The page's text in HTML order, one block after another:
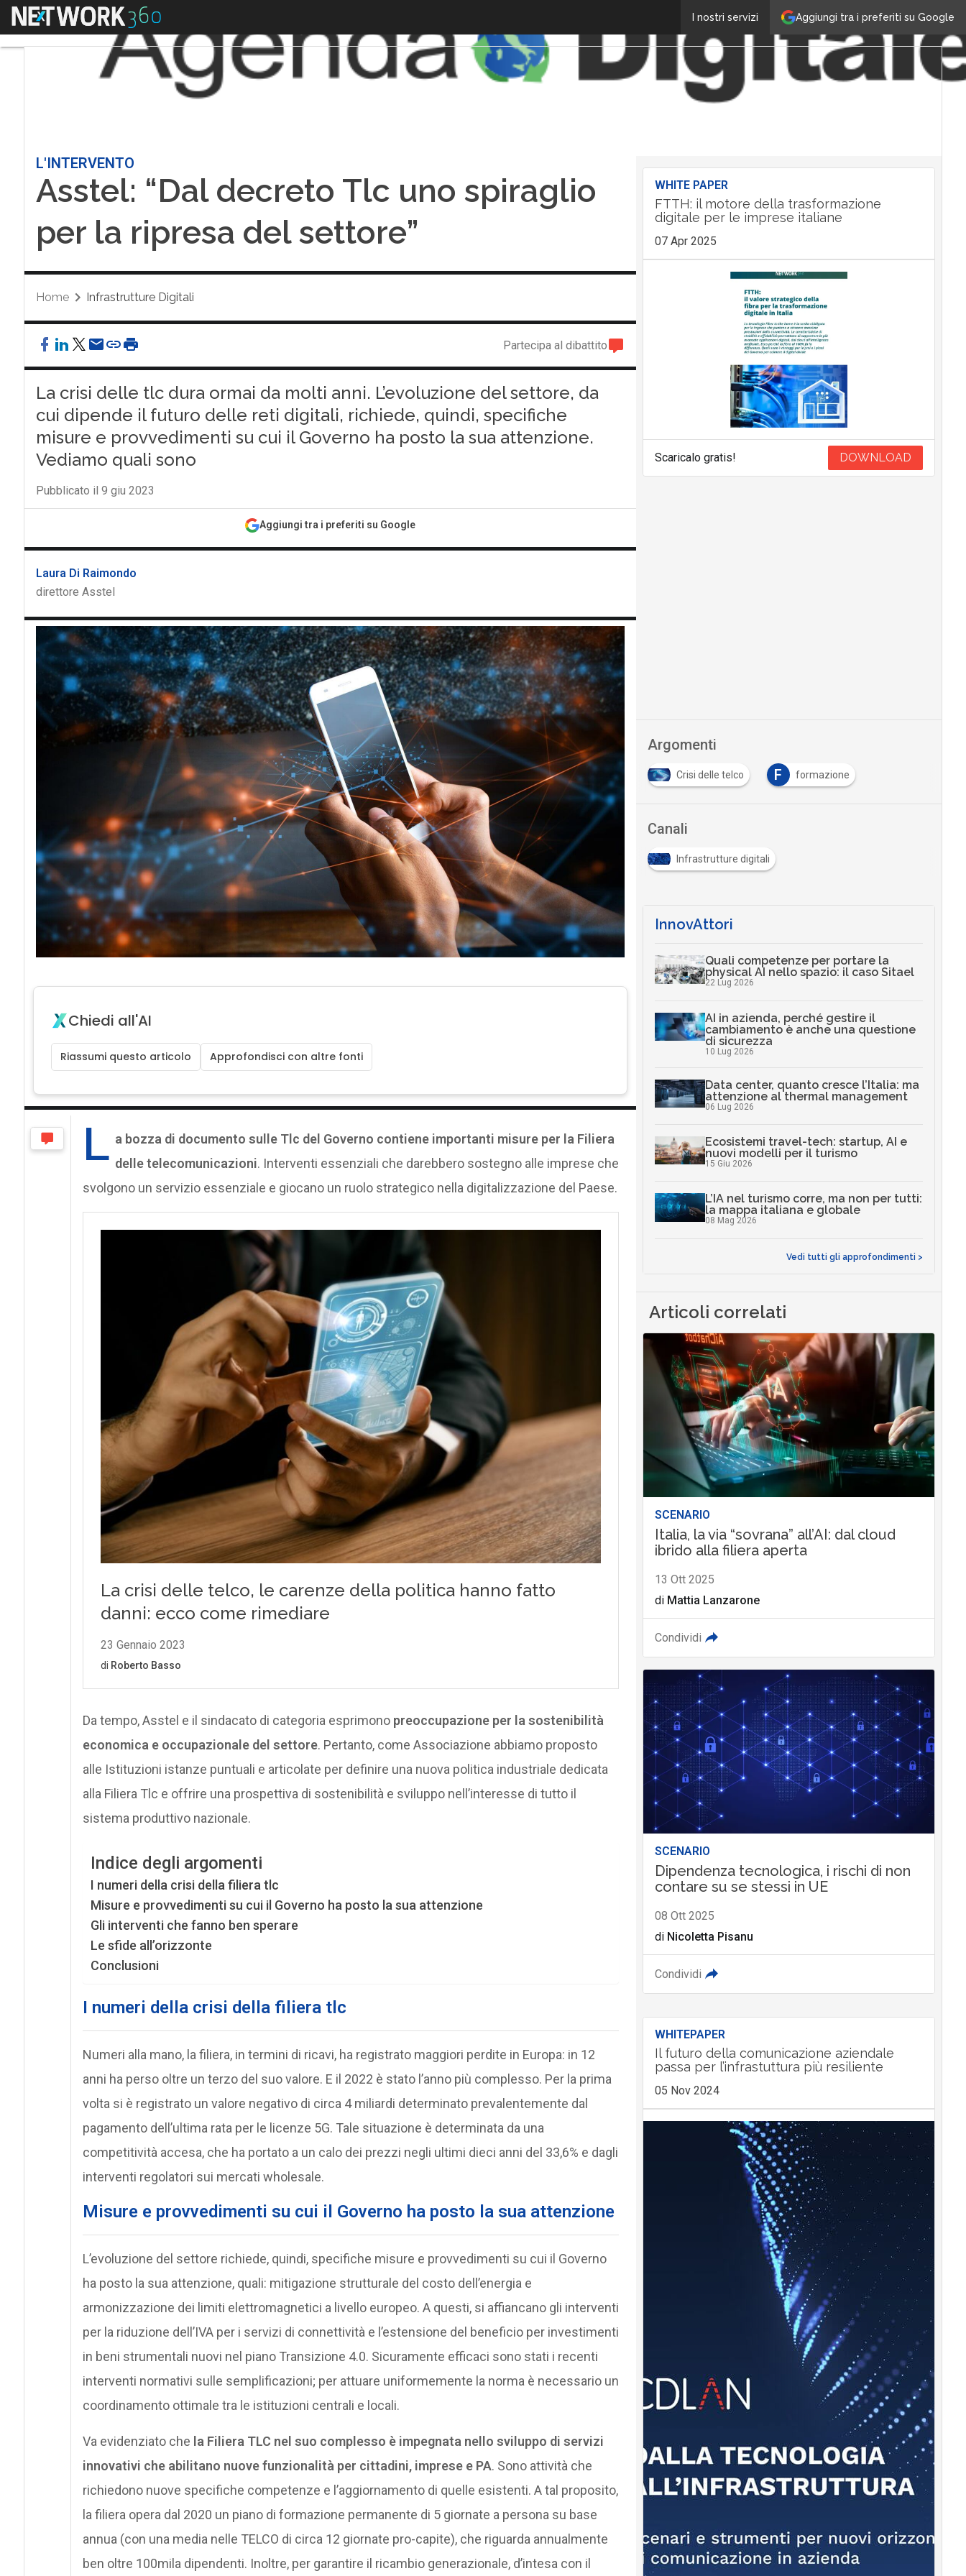
Aggiungi tra i preferiti su Google
I nostri servizi
Menu
L'INTERVENTO
Asstel: “Dal decreto Tlc uno spiraglio
per la ripresa del settore”
Home Infrastrutture Digitali
Partecipa al dibattito
La crisi delle tlc dura ormai da molti anni. L’evoluzione del settore, da
cui dipende il futuro delle reti digitali, richiede, quindi, specifiche
misure e provvedimenti su cui il Governo ha posto la sua attenzione.
Vediamo quali sono
Pubblicato il 9 giu 2023
Aggiungi tra i preferiti su Google
Laura Di Raimondo
direttore Asstel
Chiedi all'AI
Riassumi questo articolo Approfondisci con altre fonti
L a bozza di documento sulle Tlc del Governo contiene importanti misure per la Filiera
delle telecomunicazioni. Interventi essenziali che darebbero sostegno alle imprese che
svolgono un servizio essenziale e giocano un ruolo strategico nella digitalizzazione del Paese.
Da tempo, Asstel e il sindacato di categoria esprimonopreoccupazione per la sostenibilità
economica e occupazionale del settore. Pertanto, come Associazione abbiamo proposto
alle Istituzioni istanze puntuali e articolate per definire una nuova politica industriale dedicata
alla Filiera Tlc e offrire una prospettiva di sostenibilità e sviluppo nell’interesse di tutto il
sistema produttivo nazionale.
Indice degli argomenti
I numeri della crisi della filiera tlc
Misure e provvedimenti su cui il Governo ha posto la sua attenzione
Gli interventi che fanno ben sperare
Le sfide all’orizzonte
Conclusioni
I numeri della crisi della filiera tlc
Numeri alla mano, la filiera, in termini di ricavi, ha registrato maggiori perdite in Europa: in 12
anni ha perso oltre un terzo del suo valore. E il 2022 è stato l’anno più complesso. Per la prima
volta si è registrato un valore negativo di circa 4 miliardi determinato prevalentemente dal
pagamento dell’ultima rata per le licenze 5G​. Tale situazione è determinata da una
competitività accesa, che ha portato a un calo dei prezzi negli ultimi dieci anni del 33,6% e dagli
interventi regolatori sui mercati wholesale.
Misure e provvedimenti su cui il Governo ha posto la sua attenzione
L’evoluzione del settore richiede, quindi, specifiche misure e provvedimenti su cui il Governo
ha posto la sua attenzione, quali: mitigazione strutturale del costo dell’energia e
armonizzazione dei limiti elettromagnetici a livello europeo. A questi, si affiancano gli interventi
per la riduzione dell’IVA per i servizi di connettività e l’estensione del beneficio per investimenti
in beni strumentali nuovi nel piano Transizione 4.0. Sicuramente efficaci sono stati i recenti
interventi normativi sulle semplificazioni; per attuare uniformemente la norma è necessario un
coordinamento ottimale tra le istituzioni centrali e locali.
Va evidenziato che la Filiera TLC nel suo complesso è impegnata nello sviluppo di servizi
innovativi che abilitano nuove funzionalità per cittadini, imprese e PA. Sono attività che
richiedono nuove specifiche competenze e l’aggiornamento di quelle esistenti. A tal proposito,
la filiera opera dal 2020 un piano di formazione permanente di 5 giornate a persona su base
annua (con una media nelle TELCO di circa 12 giornate pro-capite), che riguarda annualmente
ben oltre 100mila dipendenti. Inoltre, per garantire il ricambio generazionale, d’intesa con il
WHITE PAPER
FTTH: il motore della trasformazione
digitale per le imprese italiane
07 Apr 2025
Scaricalo gratis! DOWNLOAD
Argomenti
Crisi delle telco F formazione
Canali
Infrastrutture digitali
InnovAttori
Quali competenze per portare la
physical AI nello spazio: il caso Sitael
22 Lug 2026
AI in azienda, perché gestire il
cambiamento è anche una questione
di sicurezza
10 Lug 2026
Data center, quanto cresce l’Italia: ma
attenzione al thermal management
06 Lug 2026
Ecosistemi travel-tech: startup, AI e
nuovi modelli per il turismo
15 Giu 2026
L’IA nel turismo corre, ma non per tutti:
la mappa italiana e globale
08 Mag 2026
Vedi tutti gli approfondimenti >
Articoli correlati
SCENARIO
Italia, la via “sovrana” all’AI: dal cloud
ibrido alla filiera aperta
13 Ott 2025
di Mattia Lanzarone
Condividi
SCENARIO
Dipendenza tecnologica, i rischi di non
contare su se stessi in UE
08 Ott 2025
di Nicoletta Pisanu
Condividi
WHITEPAPER
Il futuro della comunicazione aziendale
passa per l’infrastuttura più resiliente
05 Nov 2024